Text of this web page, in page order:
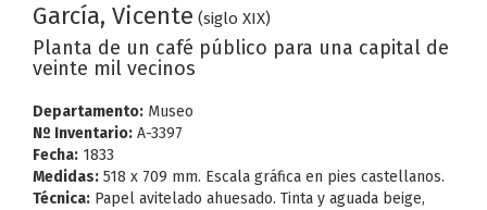
García, Vicente (siglo XIX)
Planta de un café público para una capital de
veinte mil vecinos
Departamento: Museo
Nº Inventario: A-3397
Fecha: 1833
Medidas: 518 x 709 mm. Escala gráfica en pies castellanos.
Técnica: Papel avitelado ahuesado. Tinta y aguada beige,